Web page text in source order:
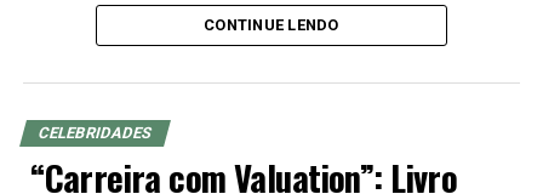
agrícolas e derivativos, Vanin atende atualmente
grandes fundos de investimento no Brasil e na China,
agronegócio.
O evento será realizado de forma presencial, às 19h,
CONTINUE LENDO
CELEBRIDADES
“Carreira com Valuation”: Livro